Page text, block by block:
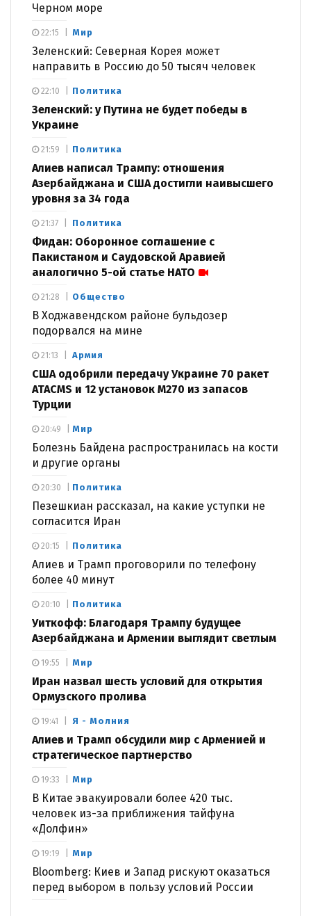
Черном море
Мир
Зеленский: Северная Корея может
направить в Россию до 50 тысяч человек
22:15
Политика
Зеленский: у Путина не будет победы в
Украине
22:10
Политика
Алиев написал Трампу: отношения
Азербайджана и США достигли наивысшего
уровня за 34 года
21:59
Политика
Фидан: Оборонное соглашение с
Пакистаном и Саудовской Аравией
аналогично 5-ой статье НАТО
21:37
Общество
В Ходжавендском районе бульдозер
подорвался на мине
21:28
Армия
США одобрили передачу Украине 70 ракет
ATACMS и 12 установок M270 из запасов
Турции
21:13
Мир
Болезнь Байдена распространилась на кости
и другие органы
20:49
Политика
Пезешкиан рассказал, на какие уступки не
согласится Иран
20:30
Политика
Алиев и Трамп проговорили по телефону
более 40 минут
20:15
Политика
Уиткофф: Благодаря Трампу будущее
Азербайджана и Армении выглядит светлым
20:10
Мир
Иран назвал шесть условий для открытия
Ормузского пролива
19:55
Я - Молния
Алиев и Трамп обсудили мир с Арменией и
стратегическое партнерство
19:41
Мир
В Китае эвакуировали более 420 тыс.
человек из-за приближения тайфуна
«Долфин»
19:33
Мир
Bloomberg: Киев и Запад рискуют оказаться
перед выбором в пользу условий России
19:19